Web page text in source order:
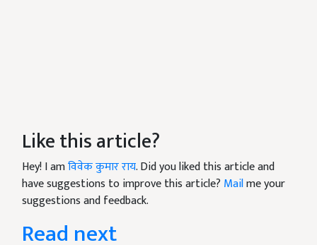
Like this article?
Hey! I amविवेक कुमार राय. Did you liked this article and
have suggestions to improve this article? Mailme your
suggestions and feedback.
Read next